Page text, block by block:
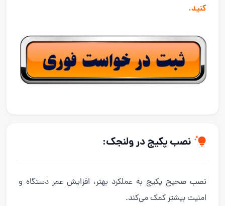
کنید.
نصب پکیجدر ولنجک:
نصب صحیح پکیج به عملکرد بهتر، افزایش عمر دستگاه و
امنیت بیشتر کمک می‌کند.